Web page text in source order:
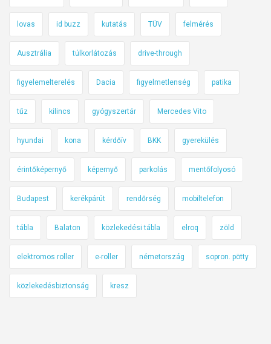
lovas id buzz kutatás TÜV felmérés
Ausztrália túlkorlátozás drive-through
figyelemelterelés Dacia figyelmetlenség patika
tűz kilincs gyógyszertár Mercedes Vito
hyundai kona kérdőív BKK gyerekülés
érintőképernyő képernyő parkolás mentőfolyosó
Budapest kerékpárút rendőrség mobiltelefon
tábla Balaton közlekedési tábla elroq zöld
elektromos roller e-roller németország sopron. pötty
közlekedésbiztonság kresz